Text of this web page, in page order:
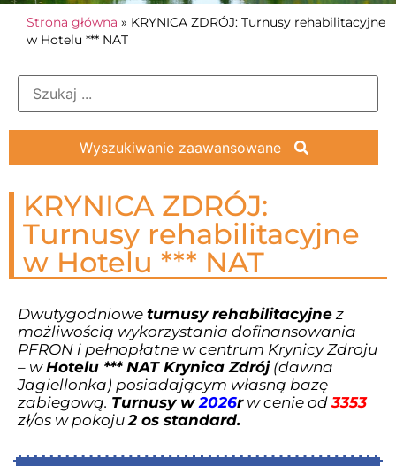
Wypoczynek i
zdrowie
Strona główna » KRYNICA ZDRÓJ: Turnusy rehabilitacyjne
w Hotelu *** NAT
Wyszukiwanie zaawansowane
KRYNICA ZDRÓJ:
Turnusy rehabilitacyjne
w Hotelu *** NAT
Dwutygodniowe turnusy rehabilitacyjne z
możliwością wykorzystania dofinansowania
PFRON i pełnopłatne w centrum Krynicy Zdroju
– wHotelu *** NAT Krynica Zdrój(dawna
Jagiellonka) posiadającym własną bazę
zabiegową. Turnusy w2026rw cenie od3353
zł/os w pokoju2 os standard.